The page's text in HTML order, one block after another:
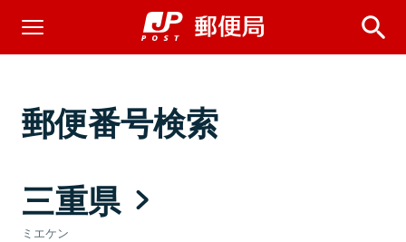
郵便番号検索
三重県
ミエケン